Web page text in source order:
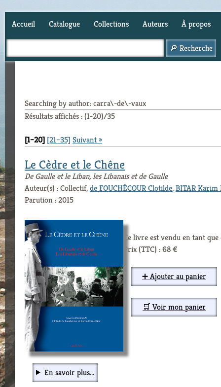
Accueil Catalogue Collections Auteurs À propos
Searching by author: carra\-de\-vaux
Résultats affichés : (1-20)/35
[1–20] [21–35] Suivant »
Le Cèdre et le Chêne
De Gaulle et le Liban, les Libanais et de Gaulle
Auteur(s) : Collectif,de FOUCHÉCOUR Clotilde,BITAR Karim
Parution : 2015
Ce livre est vendu en tant
Prix (TTC) : 68 €
➕ Ajouter au panier
🛒 Voir mon panier
En savoir plus...